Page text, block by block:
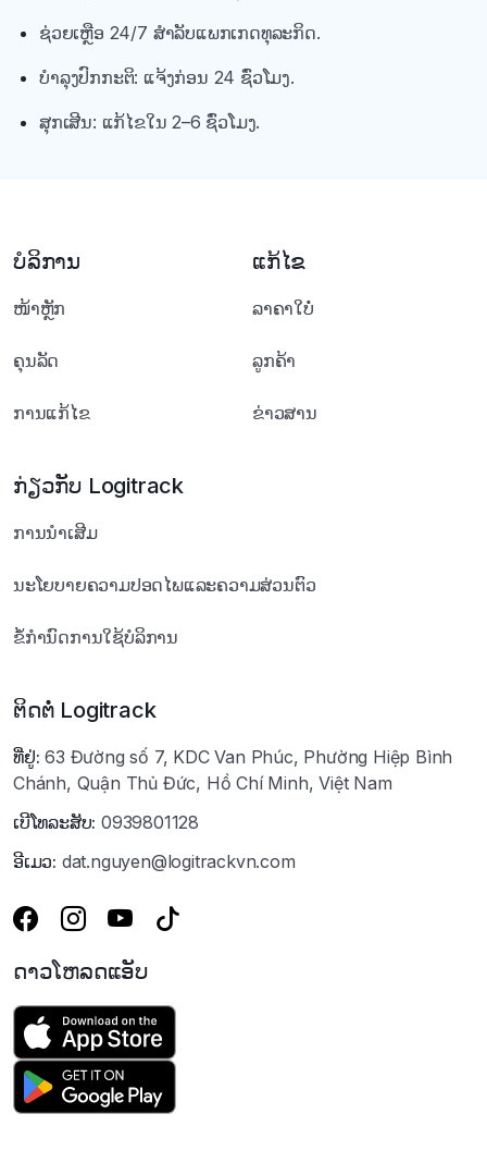
ຊ່ວຍເຫຼືອ 24/7 ສຳລັບແພກເກດທຸລະກິດ.
ບຳລຸງປົກກະຕິ: ແຈ້ງກ່ອນ 24 ຊົ່ວໂມງ.
ສຸກເສີນ: ແກ້ໄຂໃນ 2–6 ຊົ່ວໂມງ.
ບໍລິການ
ໜ້າຫຼັກ
ຄຸນລັດ
ການແກ້ໄຂ
ແກ້ໄຂ
ລາຄາໃບໍ່
ລູກຄ້າ
ຂ່າວສານ
ກ່ຽວກັບ Logitrack
ການນໍາເສີມ
ນະໂຍບາຍຄວາມປອດໄພແລະຄວາມສ່ວນຕົວ
ຂໍ້ກໍານົດການໃຊ້ບໍລິການ
ຕິດຕໍ່ Logitrack
ທີ່ຢູ່: 63 Đường số 7, KDC Van Phúc, Phường Hiệp Bình
Chánh, Quận Thủ Đức, Hồ Chí Minh, Việt Nam
ເບີໂທລະສັບ: 0939801128
ອີເມວ: dat.nguyen@logitrackvn.com
ດາວໂຫລດແອັບ